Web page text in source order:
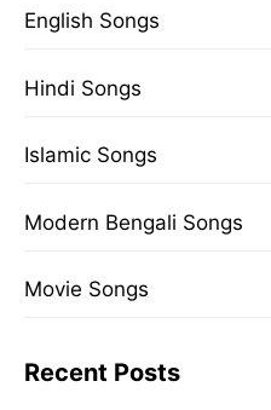
English Songs
Hindi Songs
Islamic Songs
Modern Bengali Songs
Movie Songs
Recent Posts